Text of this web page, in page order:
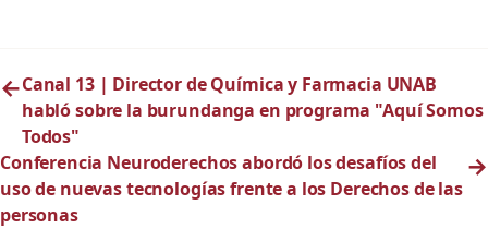
←Canal 13 | Director de Química y Farmacia UNAB
habló sobre la burundanga en programa "Aquí Somos
Todos"
Conferencia Neuroderechos abordó los desafíos del
uso de nuevas tecnologías frente a los Derechos de las
personas
→